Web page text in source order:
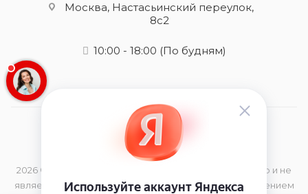
Москва, Настасьинский переулок,
8с2
10:00 - 18:00 (По будням)
2026 © Данный сайт носит информационный характер и не
является публичной офертой, определяемой положением